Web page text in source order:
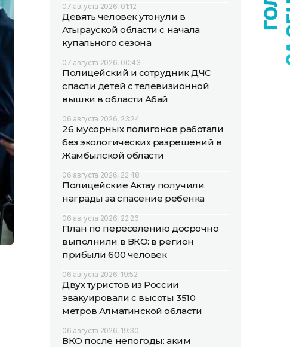
07 августа 2026, 01:12
Девять человек утонули в
Атырауской области с начала
купального сезона
07 августа 2026, 00:43
Полицейский и сотрудник ДЧС
спасли детей с телевизионной
вышки в области Абай
06 августа 2026, 23:24
26 мусорных полигонов работали
без экологических разрешений в
Жамбылской области
06 августа 2026, 22:48
Полицейские Актау получили
награды за спасение ребенка
06 августа 2026, 22:26
План по переселению досрочно
выполнили в ВКО: в регион
прибыли 600 человек
06 августа 2026, 19:52
Двух туристов из России
эвакуировали с высоты 3510
метров Алматинской области
06 августа 2026, 19:30
ВКО после непогоды: аким